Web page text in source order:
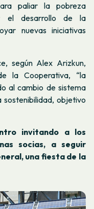
paliar la pobreza
el desarrollo de la
nuevas iniciativas
según Alex Arizkun,
la Cooperativa, “la
al cambio de sistema
objetivo
invitando a los
socias, a seguir
una fiesta de la